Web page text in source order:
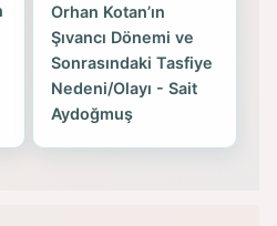
Orhan Kotan’ın
Şıvancı Dönemi ve
Sonrasındaki Tasfiye
Nedeni/Olayı - Sait
Aydoğmuş